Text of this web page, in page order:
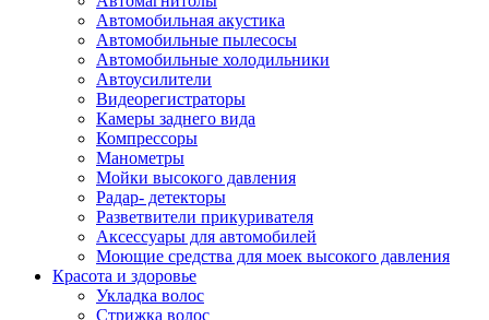
Автомобильная акустика
Автомобильные пылесосы
Автомобильные холодильники
Автоусилители
Видеорегистраторы
Камеры заднего вида
Компрессоры
Манометры
Мойки высокого давления
Радар- детекторы
Разветвители прикуривателя
Аксессуары для автомобилей
Моющие средства для моек высокого давления
Красота и здоровье
Укладка волос
Стрижка волос